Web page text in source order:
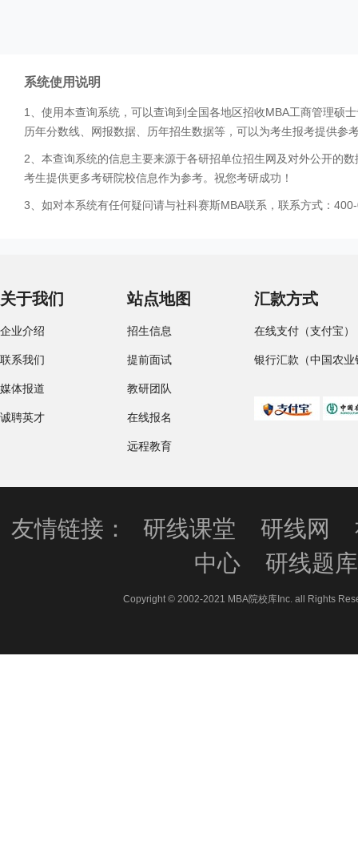
系统使用说明
1、使用本查询系统，可以查询到全国各地区招收MBA工商管理硕
历年分数线、网报数据、历年招生数据等，可以为考生报考提供参
2、本查询系统的信息主要来源于各研招单位招生网及对外公开的
考生提供更多考研院校信息作为参考。祝您考研成功！
3、如对本系统有任何疑问请与社科赛斯MBA联系，联系方式：
关于我们
企业介绍
联系我们
媒体报道
诚聘英才
站点地图
招生信息
提前面试
教研团队
在线报名
远程教育
汇款方式
在线支付（支付宝）
银行汇款（中国农业
友情链接： 研线课堂 研线网
中心
研线题库
Copyright © 2002-2021 MBA院校库Inc. all Rights